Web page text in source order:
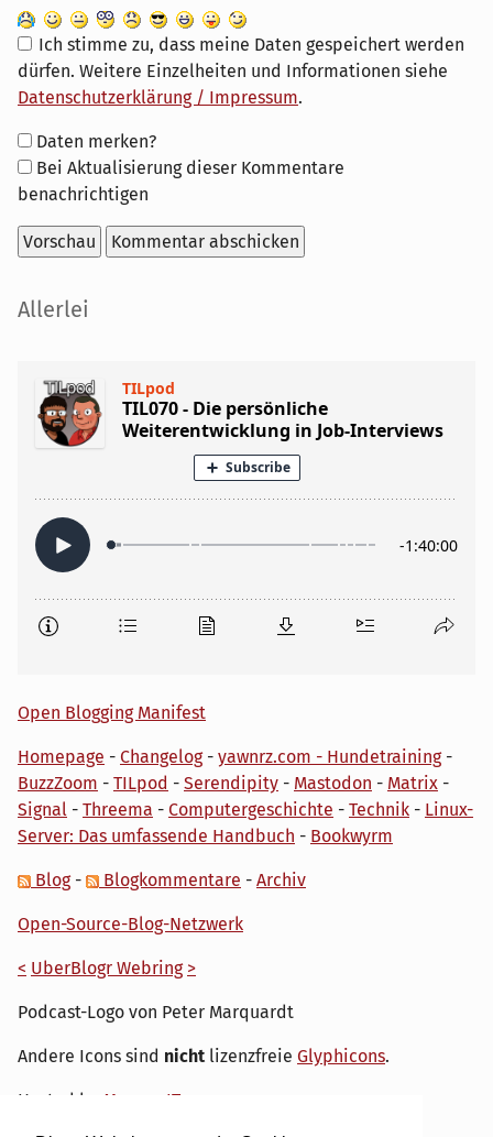
Ich stimme zu, dass meine Daten gespeichert werden
dürfen. Weitere Einzelheiten und Informationen siehe
Datenschutzerklärung / Impressum.
Formular-
Optionen
Daten merken?
Bei Aktualisierung dieser Kommentare
benachrichtigen
Seitenleiste
Allerlei
Open Blogging Manifest
Homepage - Changelog- yawnrz.com - Hundetraining-
BuzzZoom - TILpod - Serendipity - Mastodon - Matrix -
Signal - Threema - Computergeschichte - Technik - Linux-
Server: Das umfassende Handbuch - Bookwyrm
Blog- Blogkommentare - Archiv
Open-Source-Blog-Netzwerk
< UberBlogr Webring >
Podcast-Logo von Peter Marquardt
Andere Icons sind nicht lizenzfreie Glyphicons.
Hosted by My own IT.